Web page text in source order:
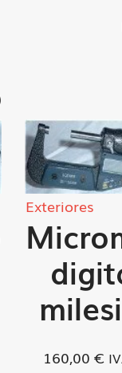
Exteriores
160,00€